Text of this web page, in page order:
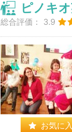
ピノキ
総合評価： 3.9
お気に